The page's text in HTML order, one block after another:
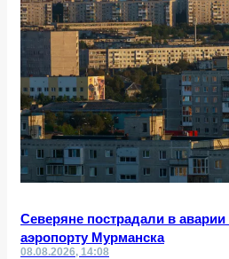
Северяне пострадали в
аэропорту Мурманска
08.08.2026, 14:08